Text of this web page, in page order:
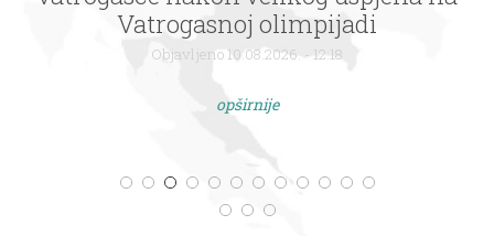
znanja i sposobnosti
Objavljeno 10.08.2026. - 12:18
opširnije